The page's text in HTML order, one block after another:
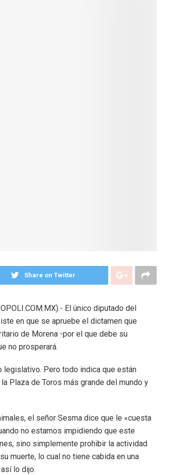
Share on Twitter
El único diputado del
en que se apruebe el dictamen que
de Morena -por el que debe su
no prosperará.
Pero todo indica que están
Plaza de Toros más grande del mundo y
el señor Sesma dice que le «cuesta
no estamos impidiendo que este
sino simplemente prohibir la actividad
muerte, lo cual no tiene cabida en una
lo dijo.